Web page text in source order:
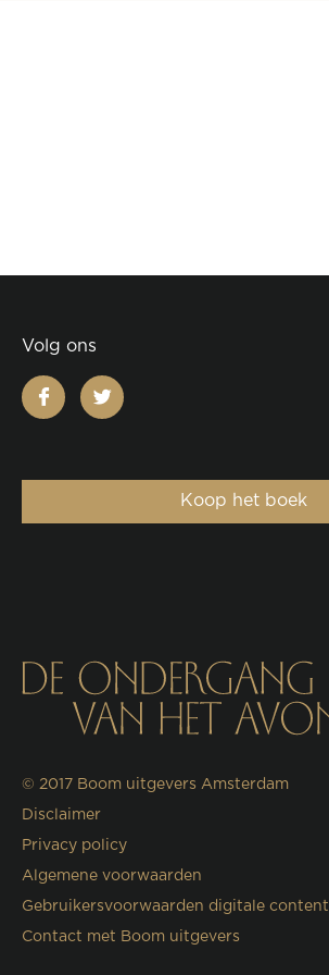
Volg ons
facebooktwitter
Koop het boek
© 2017 Boom uitgevers Amsterdam
Disclaimer
Privacy policy
Algemene voorwaarden
Gebruikersvoorwaarden digitale content
Contact met Boom uitgevers